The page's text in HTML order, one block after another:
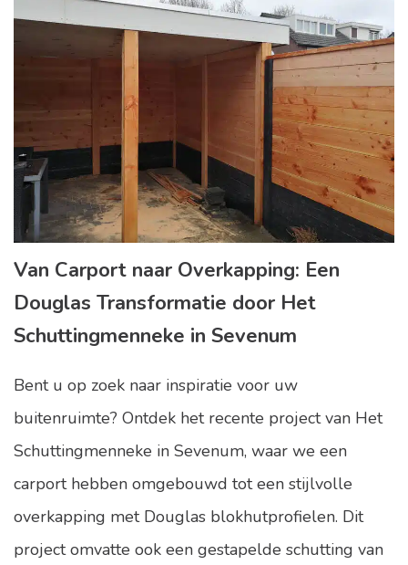
Van Carport naar Overkapping: Een
Douglas Transformatie door Het
Schuttingmenneke in Sevenum
Bent u op zoek naar inspiratie voor uw
buitenruimte? Ontdek het recente project van Het
Schuttingmenneke in Sevenum, waar we een
carport hebben omgebouwd tot een stijlvolle
overkapping met Douglas blokhutprofielen. Dit
project omvatte ook een gestapelde schutting van